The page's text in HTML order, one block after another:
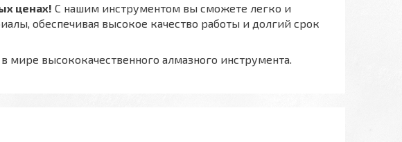
ценах! С нашим инструментом вы сможете легко и
обеспечивая высокое качество работы и долгий срок
мире высококачественного алмазного инструмента.